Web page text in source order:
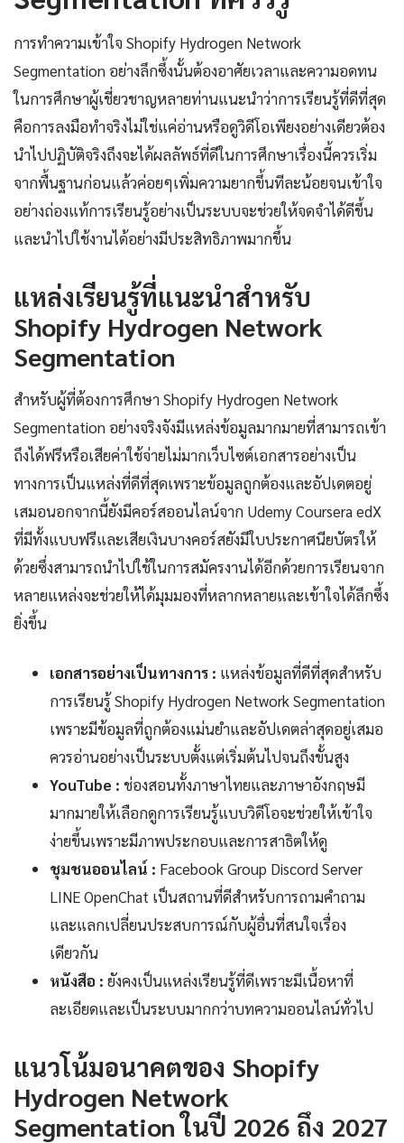
การทำความเข้าใจ Shopify Hydrogen Network
Segmentation อย่างลึกซึ้งนั้นต้องอาศัยเวลาและความอดทน
ในการศึกษาผู้เชี่ยวชาญหลายท่านแนะนำว่าการเรียนรู้ที่ดีที่สุด
คือการลงมือทำจริงไม่ใช่แค่อ่านหรือดูวิดีโอเพียงอย่างเดียวต้อง
นำไปปฏิบัติจริงถึงจะได้ผลลัพธ์ที่ดีในการศึกษาเรื่องนี้ควรเริ่ม
จากพื้นฐานก่อนแล้วค่อยๆเพิ่มความยากขึ้นทีละน้อยจนเข้าใจ
อย่างถ่องแท้การเรียนรู้อย่างเป็นระบบจะช่วยให้จดจำได้ดีขึ้น
และนำไปใช้งานได้อย่างมีประสิทธิภาพมากขึ้น
แหล่งเรียนรู้ที่แนะนำสำหรับ
Shopify Hydrogen Network
Segmentation
สำหรับผู้ที่ต้องการศึกษา Shopify Hydrogen Network
Segmentation อย่างจริงจังมีแหล่งข้อมูลมากมายที่สามารถเข้า
ถึงได้ฟรีหรือเสียค่าใช้จ่ายไม่มากเว็บไซต์เอกสารอย่างเป็น
ทางการเป็นแหล่งที่ดีที่สุดเพราะข้อมูลถูกต้องและอัปเดตอยู่
เสมอนอกจากนี้ยังมีคอร์สออนไลน์จาก Udemy Coursera edX
ที่มีทั้งแบบฟรีและเสียเงินบางคอร์สยังมีใบประกาศนียบัตรให้
ด้วยซึ่งสามารถนำไปใช้ในการสมัครงานได้อีกด้วยการเรียนจาก
หลายแหล่งจะช่วยให้ได้มุมมองที่หลากหลายและเข้าใจได้ลึกซึ้ง
ยิ่งขึ้น
เอกสารอย่างเป็นทางการ : แหล่งข้อมูลที่ดีที่สุดสำหรับ
การเรียนรู้ Shopify Hydrogen Network Segmentation
เพราะมีข้อมูลที่ถูกต้องแม่นยำและอัปเดตล่าสุดอยู่เสมอ
ควรอ่านอย่างเป็นระบบตั้งแต่เริ่มต้นไปจนถึงขั้นสูง
YouTube : ช่องสอนทั้งภาษาไทยและภาษาอังกฤษมี
มากมายให้เลือกดูการเรียนรู้แบบวิดีโอจะช่วยให้เข้าใจ
ง่ายขึ้นเพราะมีภาพประกอบและการสาธิตให้ดู
ชุมชนออนไลน์ : Facebook Group Discord Server
LINE OpenChat เป็นสถานที่ดีสำหรับการถามคำถาม
และแลกเปลี่ยนประสบการณ์กับผู้อื่นที่สนใจเรื่อง
เดียวกัน
หนังสือ : ยังคงเป็นแหล่งเรียนรู้ที่ดีเพราะมีเนื้อหาที่
ละเอียดและเป็นระบบมากกว่าบทความออนไลน์ทั่วไป
แนวโน้มอนาคตของ Shopify
Hydrogen Network
Segmentation ในปี 2026 ถึง 2027